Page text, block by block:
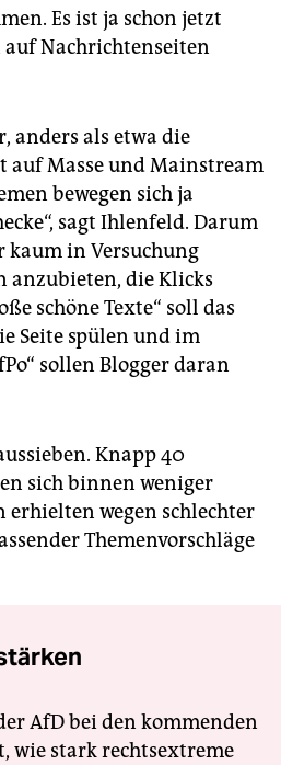
Es ist ja schon jetzt
auf Nachrichtenseiten
anders als etwa die
auf Masse und Mainstream
bewegen sich ja
sagt Ihlenfeld. Darum
in Versuchung
anzubieten, die Klicks
schöne Texte“ soll das
Seite spülen und im
sollen Blogger daran
Knapp 40
sich binnen weniger
erhielten wegen schlechter
Themenvorschläge
AfD bei den kommenden
wie stark rechtsextreme